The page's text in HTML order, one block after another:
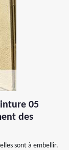
05
des
sont à embellir.